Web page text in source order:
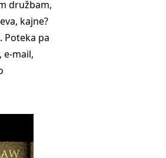
družbam,
kajne?
Poteka pa
e-mail,